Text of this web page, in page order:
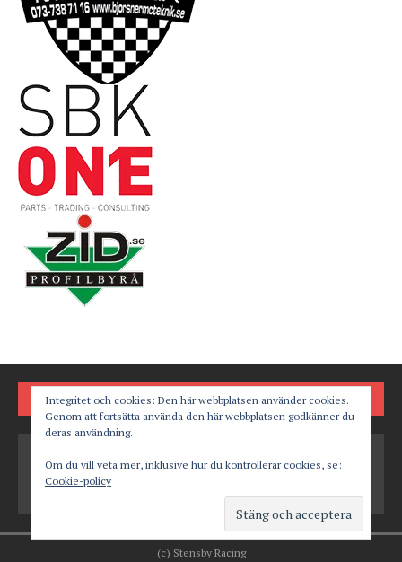
FÖLJ OSS PÅ
(c) Stensby Racing
Integritet och cookies: Den här webbplatsen använder cookies.
Genom att fortsätta använda den här webbplatsen godkänner du
deras användning.
Om du vill veta mer, inklusive hur du kontrollerar cookies, se:
Cookie-policy